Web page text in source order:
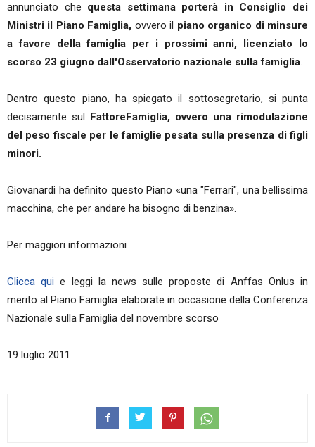
annunciato che questa settimana porterà in Consiglio dei
Ministri il Piano Famiglia, ovvero il piano organico di minsure
a favore della famiglia per i prossimi anni, licenziato lo
scorso 23 giugno dall'Osservatorio nazionale sulla famiglia.
Dentro questo piano, ha spiegato il sottosegretario, si punta
decisamente sul FattoreFamiglia, ovvero una rimodulazione
del peso fiscale per le famiglie pesata sulla presenza di figli
minori.
Giovanardi ha definito questo Piano «una "Ferrari", una bellissima
macchina, che per andare ha bisogno di benzina».
Per maggiori informazioni
Clicca quie leggi la news sulle proposte di Anffas Onlus in
merito al Piano Famiglia elaborate in occasione della Conferenza
Nazionale sulla Famiglia del novembre scorso
19 luglio 2011